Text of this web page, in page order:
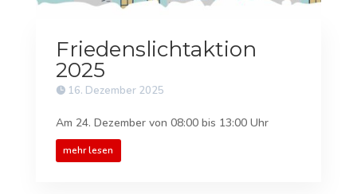
Friedenslichtaktion
2025
16. Dezember 2025
Am 24. Dezember von 08:00 bis 13:00 Uhr
mehr lesen